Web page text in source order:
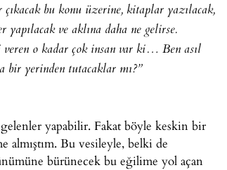
bu konu üzerine, kitaplar yazılacak,
yapılacak ve aklına daha ne gelirse.
o kadar çok insan var ki… Ben asıl
bir yerinden tutacaklar mı?”
yapabilir. Fakat böyle keskin bir
almıştım. Bu vesileyle, belki de
bürünecek bu eğilime yol açan